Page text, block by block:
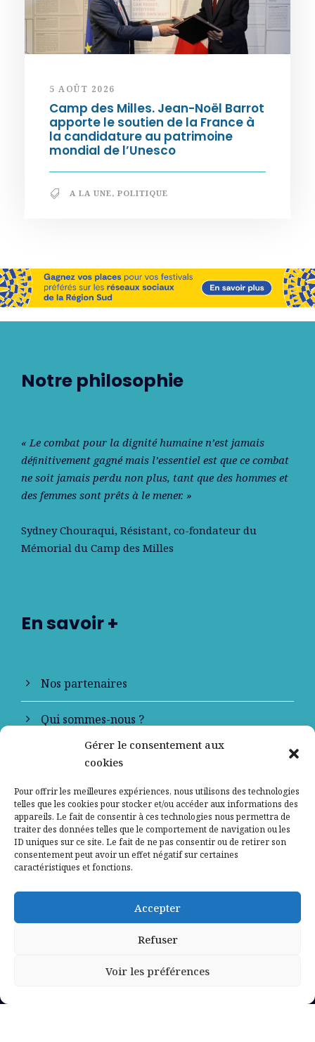
Gérer le consentement aux
cookies
Pour offrir les meilleures expériences, nous utilisons des technologies
telles que les cookies pour stocker et/ou accéder aux informations des
appareils. Le fait de consentir à ces technologies nous permettra de
traiter des données telles que le comportement de navigation ou les
ID uniques sur ce site. Le fait de ne pas consentir ou de retirer son
consentement peut avoir un effet négatif sur certaines
caractéristiques et fonctions.
Accepter
Refuser
Voir les préférences
5 AOÛT 2026
Camp des Milles. Jean-Noël Barrot
apporte le soutien de la France à
la candidature au patrimoine
mondial de l’Unesco
A LA UNE, POLITIQUE
Notre philosophie
« Le combat pour la dignité humaine n’est jamais
déﬁnitivement gagné mais l’essentiel est que ce combat
ne soit jamais perdu non plus, tant que des hommes et
des femmes sont prêts à le mener. »
Sydney Chouraqui, Résistant, co-fondateur du
Mémorial du Camp des Milles
En savoir +
Nos partenaires
Qui sommes-nous ?
Contactez-nous
Mentions légales
Politique de confidentialité